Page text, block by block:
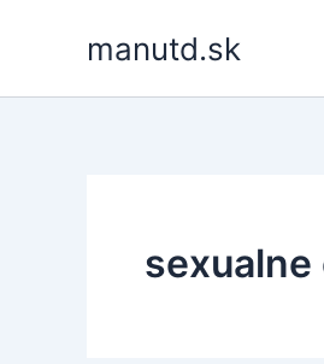
manutd.sk
sexualne